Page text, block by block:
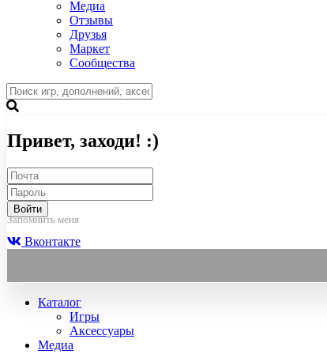
Медиа
Отзывы
Друзья
Маркет
Сообщества
Привет, заходи! :)
Войти
Запомнить меня
Вконтакте
Каталог
Игры
Аксессуары
Медиа